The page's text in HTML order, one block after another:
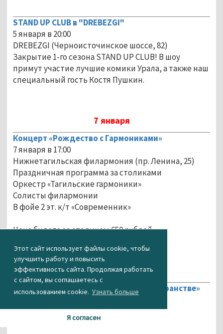
Этот сайт использует файлы cookie, чтобы
улучшить работу и повысить
эффективность сайта. Продолжая работать
с сайтом, вы соглашаетесь с
использованием cookie. Узнать больше
Я согласен
STAND UP CLUB в "DREBEZGI"
5 января в 20:00
DREBEZGI (Черноисточинское шоссе, 82)
Закрытие 1-го сезона STAND UP CLUB! В шоу
примут участие лучшие комики Урала, а также наш
специальный гость Костя Пушкин.
7 января
Концерт «Рождество с Гармониками»
7 января в 17:00
Нижнетагильская филармония (пр. Ленина, 25)
Праздничная программа за столиками
Оркестр «Тагильские гармоники»
Солисты филармонии
В фойе 2 эт. к/т «Современник»
Цена билета за столиком 650 рублей
8 января
Спектакль «Барбоскины в киберпространстве»
ДК школьников (ул. Карла Маркса, 39)